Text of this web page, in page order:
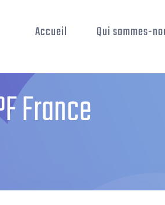
Accueil Qui sommes-
France